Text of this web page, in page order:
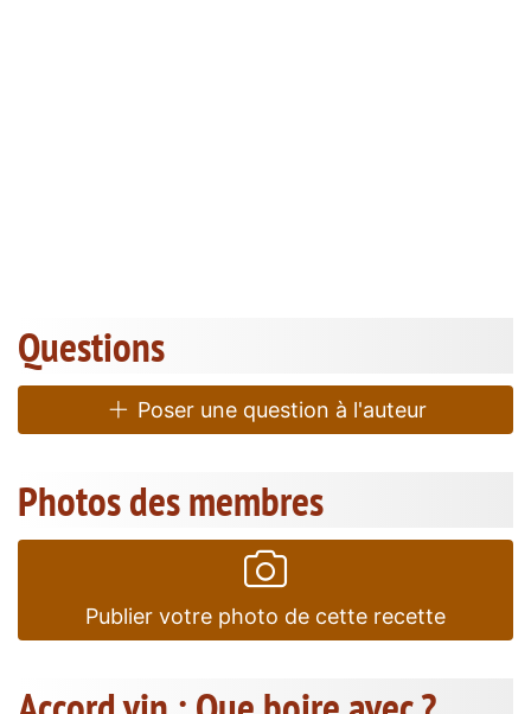
Questions
Poser une question à l'auteur
Photos des membres
Publier votre photo de cette recette